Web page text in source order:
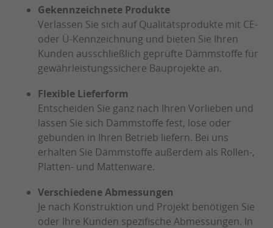
Gekennzeichnete Produkte
Verlassen Sie sich auf Qualitätsprodukte mit CE-
oder Ü-Kennzeichnung und bieten Sie Ihren
Kunden ausschließlich geprüfte Dämmstoffe für
gewährleistungssichere Bauprojekte an.
Flexible Lieferform
Entscheiden Sie ganz nach Ihren Vorlieben und
lassen Sie sich Dämmstoffe fest, lose oder
gebunden in Ihren Betrieb liefern. Bei uns
erhalten Sie Dämmstoffe außerdem als Rollen-,
Platten- und Mattenware.
Verschiedene Abmessungen
Je nach Konstruktion und Projekt benötigen Sie
oder Ihre Kunden spezifische Abmessungen. In